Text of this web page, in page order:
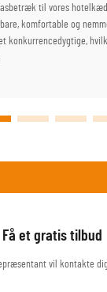
til vores
komfortable og
konkurrencedygtige,
Få et gratis tilbud
vil kontakte